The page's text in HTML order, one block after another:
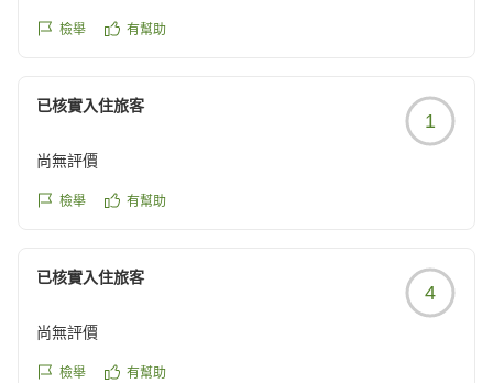
檢舉 有幫助
已核實入住旅客
1
尚無評價
檢舉 有幫助
已核實入住旅客
4
尚無評價
檢舉 有幫助